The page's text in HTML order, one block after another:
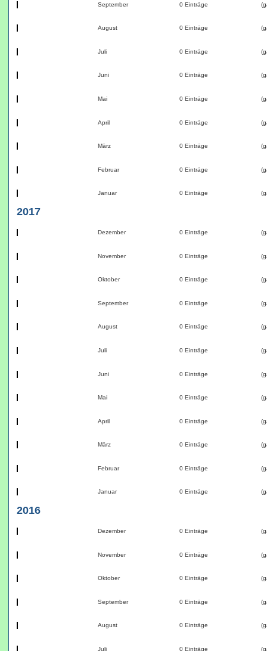
September 0 Einträge
August 0 Einträge
Juli 0 Einträge
Juni 0 Einträge
Mai 0 Einträge
April 0 Einträge
März 0 Einträge
Februar 0 Einträge
Januar 0 Einträge
2017
Dezember 0 Einträge
November 0 Einträge
Oktober 0 Einträge
September 0 Einträge
August 0 Einträge
Juli 0 Einträge
Juni 0 Einträge
Mai 0 Einträge
April 0 Einträge
März 0 Einträge
Februar 0 Einträge
Januar 0 Einträge
2016
Dezember 0 Einträge
November 0 Einträge
Oktober 0 Einträge
September 0 Einträge
August 0 Einträge
Juli 0 Einträge